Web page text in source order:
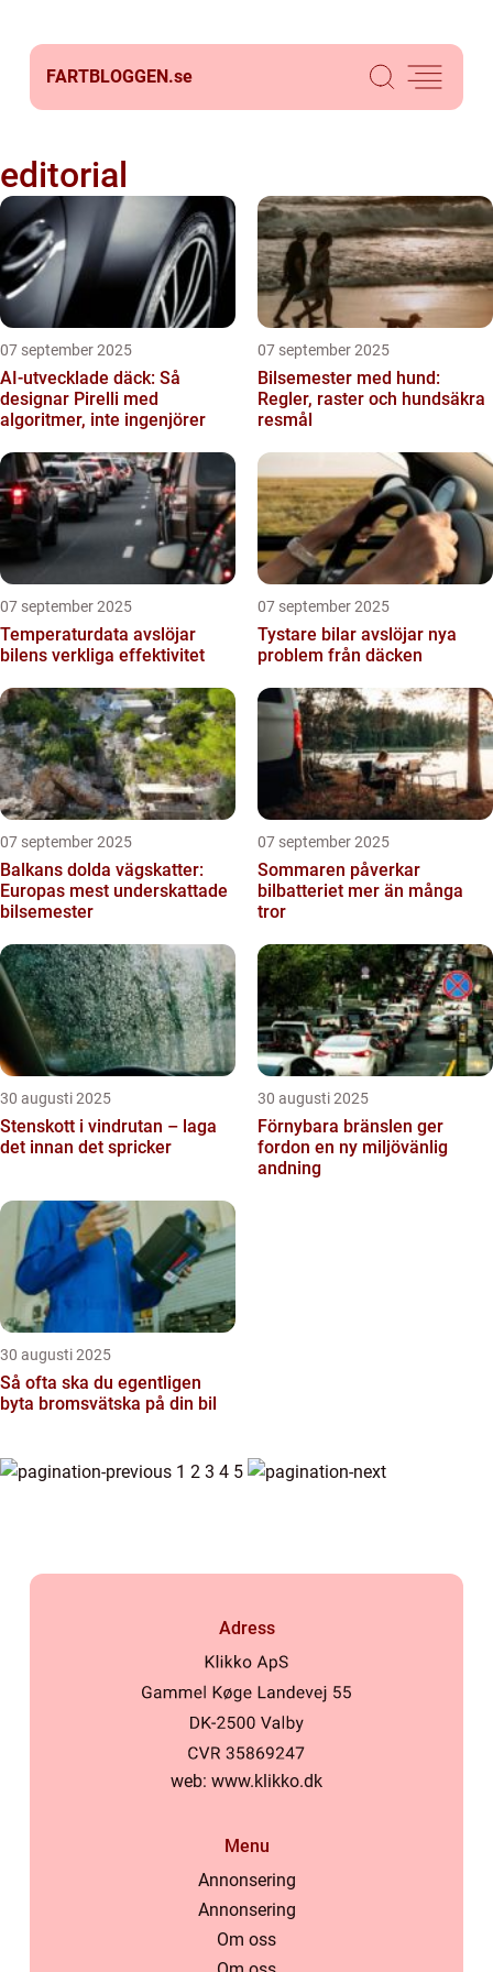
FARTBLOGGEN.se
editorial
07 september 2025
AI-utvecklade däck: Så
designar Pirelli med
algoritmer, inte ingenjörer
07 september 2025
Bilsemester med hund:
Regler, raster och hundsäkra
resmål
07 september 2025
Temperaturdata avslöjar
bilens verkliga effektivitet
07 september 2025
Tystare bilar avslöjar nya
problem från däcken
07 september 2025
Balkans dolda vägskatter:
Europas mest underskattade
bilsemester
07 september 2025
Sommaren påverkar
bilbatteriet mer än många
tror
30 augusti 2025
Stenskott i vindrutan – laga
det innan det spricker
30 augusti 2025
Förnybara bränslen ger
fordon en ny miljövänlig
andning
30 augusti 2025
Så ofta ska du egentligen
byta bromsvätska på din bil
1 2 3 4 5
Adress
web: www.klikko.dk
Menu
Annonsering
Annonsering
Om oss